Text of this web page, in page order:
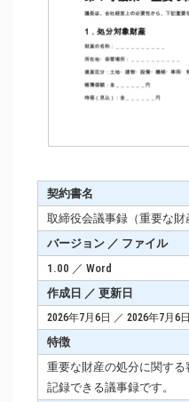
契約書名
取締役会議事録（重要な財
バージョン ／ ファイル
1.00 ／ Word
作成日 ／ 更新日
2026年7月6日 ／ 2026年7月6日
特徴
重要な財産の処分に関す
記録できる議事録です。